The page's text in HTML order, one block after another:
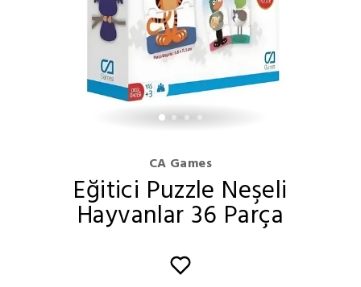
CA Games
Eğitici Puzzle Neşeli
Hayvanlar 36 Parça